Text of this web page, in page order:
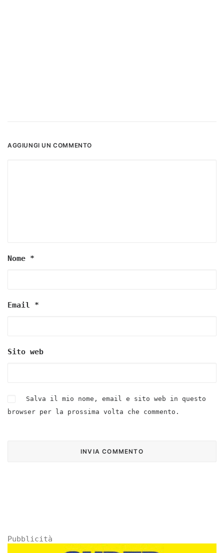
AGGIUNGI UN COMMENTO
Nome *
Email *
Sito web
Salva il mio nome, email e sito web in questo
browser per la prossima volta che commento.
Pubblicità